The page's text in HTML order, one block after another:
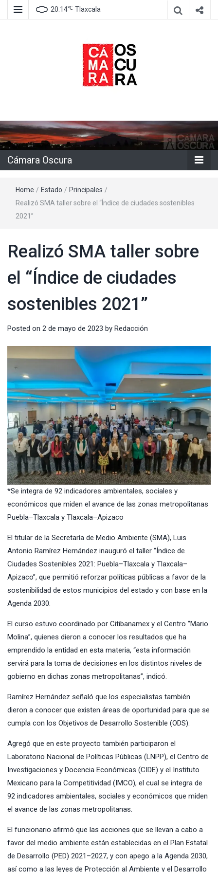
20.14℃ Tlaxcala
Cámara
Oscura
Cámara Oscura
Home / Estado / Principales /
Realizó SMA taller sobre el “Índice de ciudades sostenibles
2021”
Realizó SMA taller sobre
el “Índice de ciudades
sostenibles 2021”
Posted on 2 de mayo de 2023 by Redacción
*Se integra de 92 indicadores ambientales, sociales y
económicos que miden el avance de las zonas metropolitanas
Puebla–Tlaxcala y Tlaxcala–Apizaco
El titular de la Secretaría de Medio Ambiente (SMA), Luis
Antonio Ramírez Hernández inauguró el taller “Índice de
Ciudades Sostenibles 2021: Puebla–Tlaxcala y Tlaxcala–
Apizaco”, que permitió reforzar políticas públicas a favor de la
sostenibilidad de estos municipios del estado y con base en la
Agenda 2030.
El curso estuvo coordinado por Citibanamex y el Centro “Mario
Molina”, quienes dieron a conocer los resultados que ha
emprendido la entidad en esta materia, “esta información
servirá para la toma de decisiones en los distintos niveles de
gobierno en dichas zonas metropolitanas”, indicó.
Ramírez Hernández señaló que los especialistas también
dieron a conocer que existen áreas de oportunidad para que se
cumpla con los Objetivos de Desarrollo Sostenible (ODS).
Agregó que en este proyecto también participaron el
Laboratorio Nacional de Políticas Públicas (LNPP), el Centro de
Investigaciones y Docencia Económicas (CIDE) y el Instituto
Mexicano para la Competitividad (IMCO), el cual se integra de
92 indicadores ambientales, sociales y económicos que miden
el avance de las zonas metropolitanas.
El funcionario afirmó que las acciones que se llevan a cabo a
favor del medio ambiente están establecidas en el Plan Estatal
de Desarrollo (PED) 2021–2027, y con apego a la Agenda 2030,
así como a las leyes de Protección al Ambiente y el Desarrollo